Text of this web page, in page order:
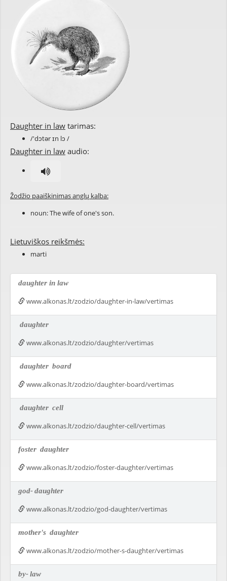
Daughter in law tarimas:
/'dɔtər ɪn lɔ /
Daughter in law audio:
Žodžio paaiškinimas anglų kalba:
noun: The wife of one's son.
Lietuviškos reikšmės:
marti
daughter in law
www.alkonas.lt/zodzio/daughter-in-law/vertimas
daughter
www.alkonas.lt/zodzio/daughter/vertimas
daughter board
www.alkonas.lt/zodzio/daughter-board/vertimas
daughter cell
www.alkonas.lt/zodzio/daughter-cell/vertimas
foster daughter
www.alkonas.lt/zodzio/foster-daughter/vertimas
god-daughter
www.alkonas.lt/zodzio/god-daughter/vertimas
mother's daughter
www.alkonas.lt/zodzio/mother-s-daughter/vertimas
by-law